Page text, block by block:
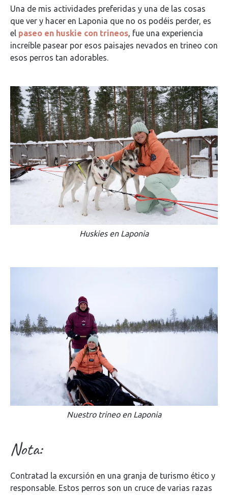
Una de mis actividades preferidas y una de las cosas
que ver y hacer en Laponia que no os podéis perder, es
el paseo en huskie con trineos, fue una experiencia
increíble pasear por esos paisajes nevados en trineo con
esos perros tan adorables.
Huskies en Laponia
Nuestro trineo en Laponia
Nota:
Contratad la excursión en una granja de turismo ético y
responsable. Estos perros son un cruce de varias razas